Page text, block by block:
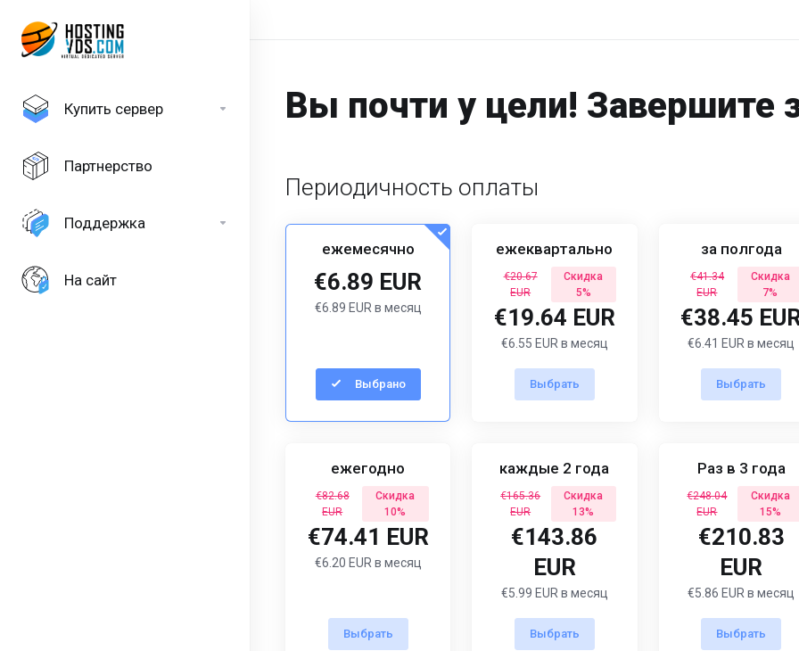
Купить сервер
Партнерство
Поддержка
На сайт
Вы почти у цели! Завершите
Периодичность оплаты
ежемесячно
€6.89 EUR
€6.89 EUR в месяц
Выбрано
ежеквартально
€20.67
EUR
Скидка
5%
€19.64 EUR
€6.55 EUR в месяц
Выбрать
за полгода
€41.34
EUR
Скидка
7%
€38.45
€6.41 EUR в месяц
Выбрать
ежегодно
€82.68
EUR
Скидка
10%
€74.41 EUR
€6.20 EUR в месяц
Выбрать
каждые 2 года
€165.36
EUR
Скидка
13%
€143.86
EUR
€5.99 EUR в месяц
Выбрать
Раз в 3 года
€248.04
EUR
Скидка
15%
€210.83
EUR
€5.86 EUR в месяц
Выбрать